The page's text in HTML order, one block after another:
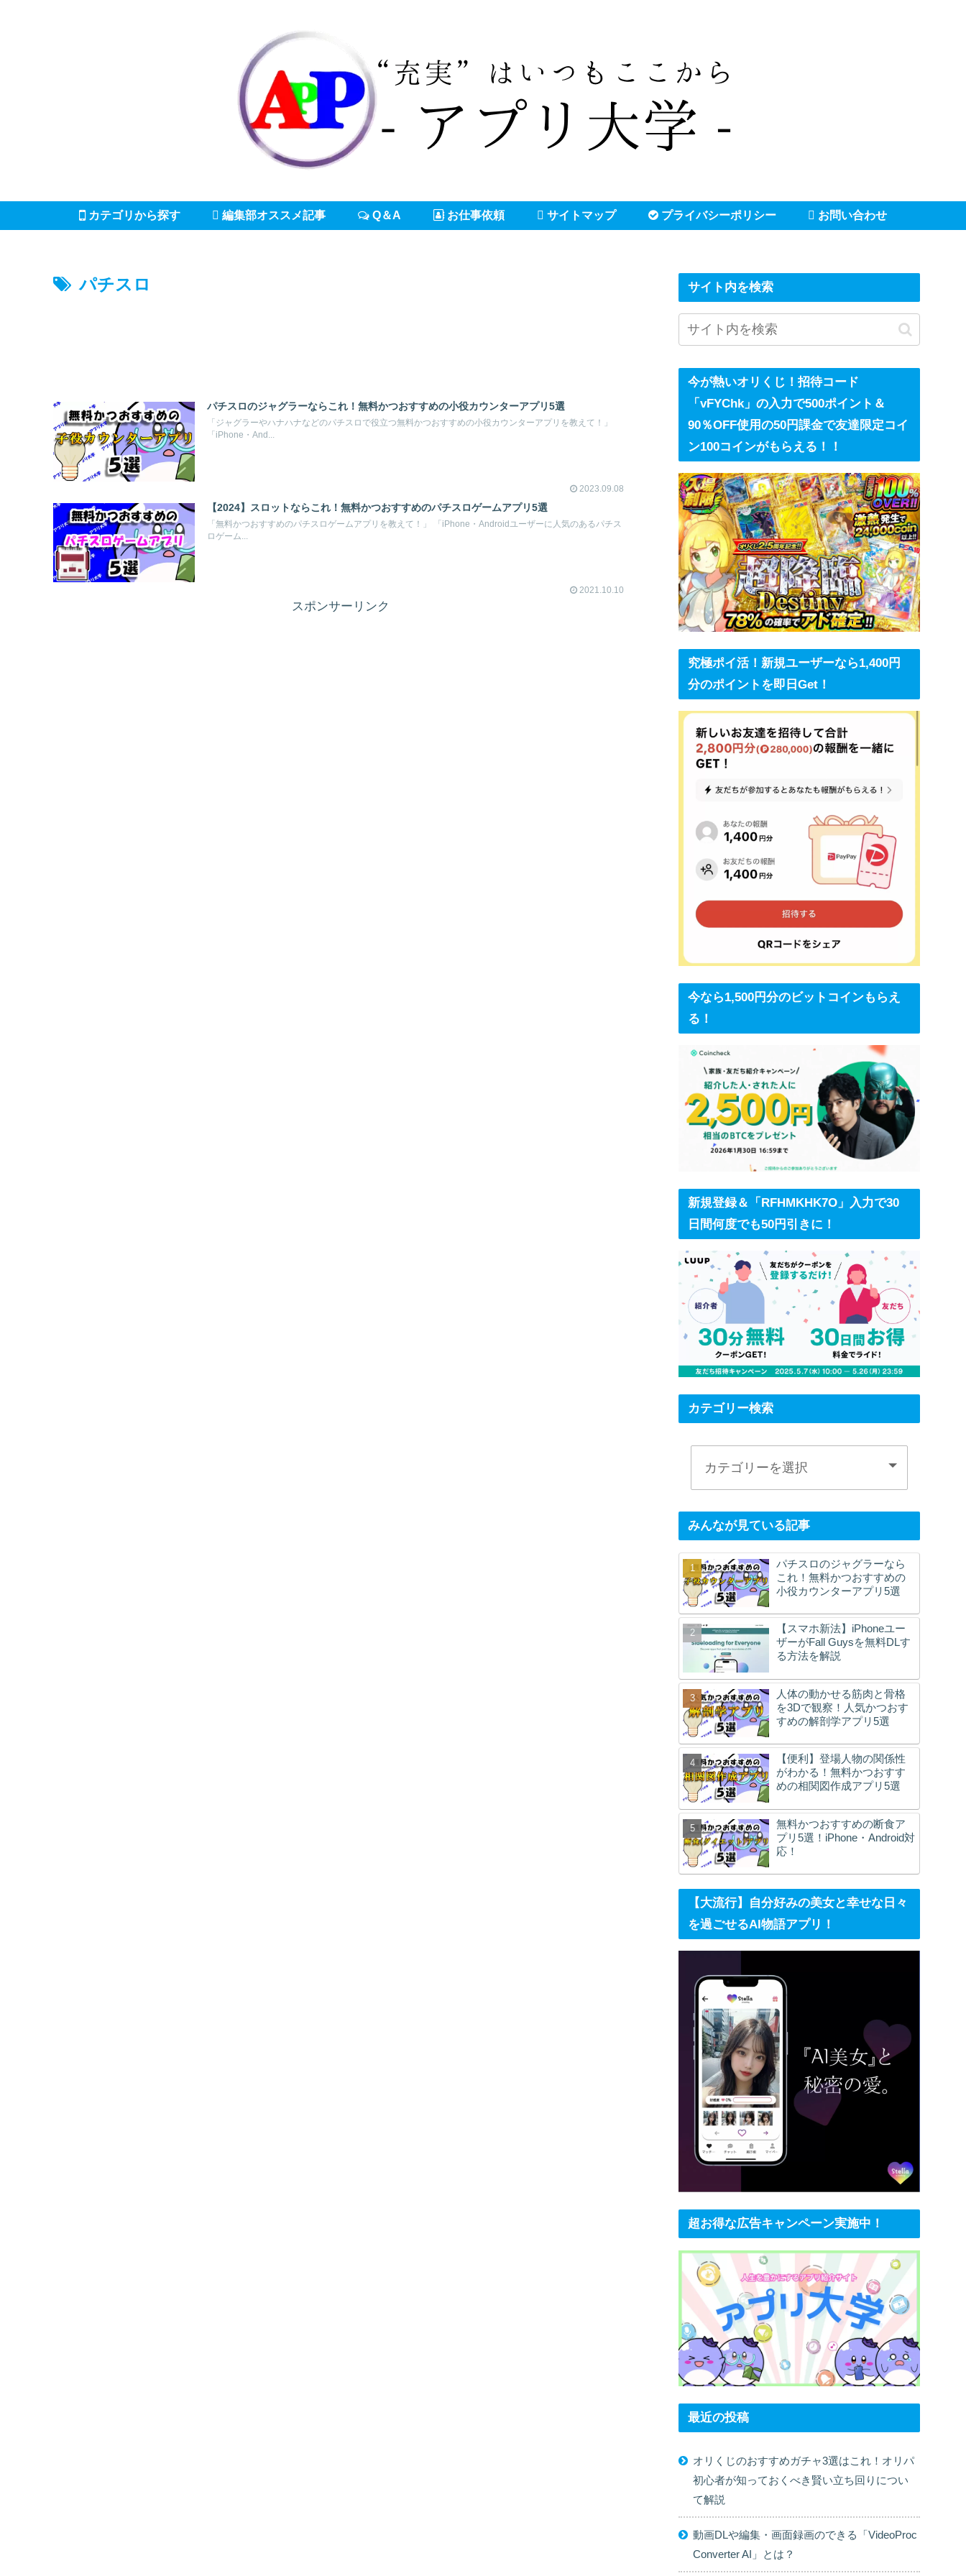
カテゴリから探す 編集部オススメ記事 Q＆A お仕事依頼 サイトマップ プライバシーポリシー お問い合わせ
パチスロ
パチスロのジャグラーならこれ！無料かつおすすめの小役カウンターアプリ5選
「ジャグラーやハナハナなどのパチスロで役立つ無料かつおすすめの小役カウンターアプリを教えて！」
「iPhone・And...
2023.09.08
【2024】スロットならこれ！無料かつおすすめのパチスロゲームアプリ5選
「無料かつおすすめのパチスロゲームアプリを教えて！」 「iPhone・Androidユーザーに人気のあるパチス
ロゲーム...
2021.10.10
スポンサーリンク
サイト内を検索
今が熱いオリくじ！招待コード
「vFYChk」の入力で500ポイント＆
90％OFF使用の50円課金で友達限定コイ
ン100コインがもらえる！！
究極ポイ活！新規ユーザーなら1,400円
分のポイントを即日Get！
今なら1,500円分のビットコインもらえ
る！
新規登録＆「RFHMKHK7O」入力で30
日間何度でも50円引きに！
カテゴリー検索
みんなが見ている記事
パチスロのジャグラーなら
これ！無料かつおすすめの
小役カウンターアプリ5選
【スマホ新法】iPhoneユー
ザーがFall Guysを無料DLす
る方法を解説
人体の動かせる筋肉と骨格
を3Dで観察！人気かつおす
すめの解剖学アプリ5選
【便利】登場人物の関係性
がわかる！無料かつおすす
めの相関図作成アプリ5選
無料かつおすすめの断食ア
プリ5選！iPhone・Android対
応！
【大流行】自分好みの美女と幸せな日々
を過ごせるAI物語アプリ！
超お得な広告キャンペーン実施中！
最近の投稿
オリくじのおすすめガチャ3選はこれ！オリパ
初心者が知っておくべき賢い立ち回りについ
て解説
動画DLや編集・画面録画のできる「VideoProc
Converter AI」とは？